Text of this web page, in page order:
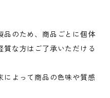
品のため、商品ごとに個体
な方はご了承いただける
によって商品の色味や質感